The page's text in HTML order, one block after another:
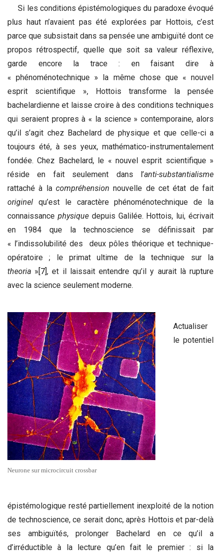
Si les conditions épistémologiques du paradoxe évoqué
plus haut n’avaient pas été explorées par Hottois, c’est
parce que subsistait dans sa pensée une ambiguïté dont ce
propos rétrospectif, quelle que soit sa valeur réflexive,
garde encore la trace : en faisant dire à
« phénoménotechnique » la même chose que « nouvel
esprit scientifique », Hottois transforme la pensée
bachelardienne et laisse croire à des conditions techniques
qui seraient propres à « la science » contemporaine, alors
qu’il s’agit chez Bachelard de physique et que celle-ci a
toujours été, à ses yeux, mathématico-instrumentalement
fondée. Chez Bachelard, le « nouvel esprit scientifique »
réside en fait seulement dans l’anti-substantialisme
rattaché à la compréhension nouvelle de cet état de fait
originel qu’est le caractère phénoménotechnique de la
connaissance physiquedepuis Galilée. Hottois, lui, écrivait
en 1984 que la technoscience se définissait par
« l’indissolubilité des deux pôles théorique et technique-
opératoire ; le primat ultime de la technique sur la
theoria »[7], et il laissait entendre qu’il y aurait là rupture
avec la science seulement moderne.
Neurone sur microcircuit crossbar
Actualiser
le potentiel
épistémologique resté partiellement inexploité de la notion
de technoscience, ce serait donc, après Hottois et par-delà
ses ambiguïtés, prolonger Bachelard en ce qu’il a
d’irréductible à la lecture qu’en fait le premier : si la